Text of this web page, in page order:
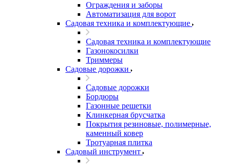
Ограждения и заборы
Автоматизация для ворот
Садовая техника и комплектующие
Садовая техника и комплектующие
Газонокосилки
Триммеры
Садовые дорожки
Садовые дорожки
Бордюры
Газонные решетки
Клинкерная брусчатка
Покрытия резиновые, полимерные,
каменный ковер
Тротуарная плитка
Садовый инструмент